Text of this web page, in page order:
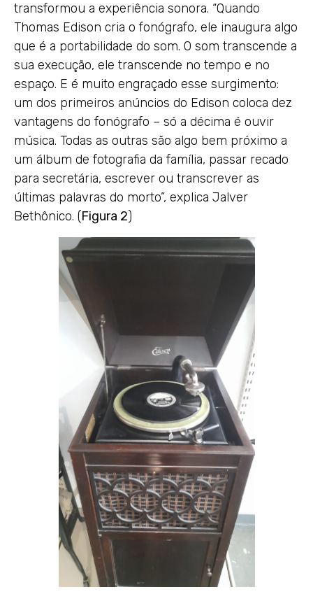
transformou a experiência sonora. “Quando
Thomas Edison cria o fonógrafo, ele inaugura algo
que é a portabilidade do som. O som transcende a
sua execução, ele transcende no tempo e no
espaço. E é muito engraçado esse surgimento:
um dos primeiros anúncios do Edison coloca dez
vantagens do fonógrafo – só a décima é ouvir
música. Todas as outras são algo bem próximo a
um álbum de fotografia da família, passar recado
para secretária, escrever ou transcrever as
últimas palavras do morto”, explica Jalver
Bethônico. (Figura 2)